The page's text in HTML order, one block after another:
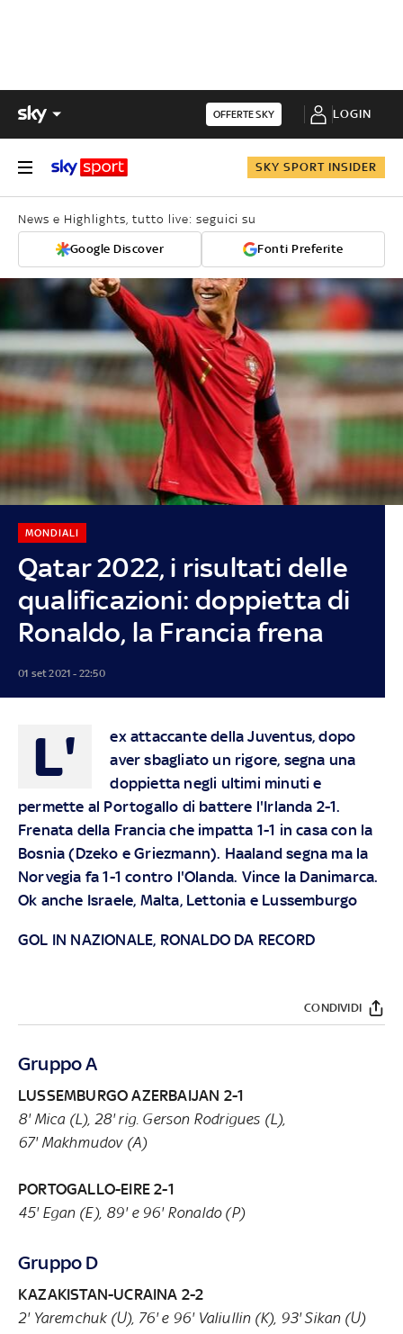
OFFERTE SKY LOGIN
SKY SPORT INSIDER
News e Highlights, tutto live: seguici su
Google Discover Fonti Preferite
Qatar 2022, i risultati delle
qualificazioni: doppietta di
Ronaldo, la Francia frena
MONDIALI
01 set 2021 - 22:50
L'
ex attaccante della Juventus, dopo
aver sbagliato un rigore, segna una
doppietta negli ultimi minuti e
permette al Portogallo di battere l'Irlanda 2-1.
Frenata della Francia che impatta 1-1 in casa con la
Bosnia (Dzeko e Griezmann). Haaland segna ma la
Norvegia fa 1-1 contro l'Olanda. Vince la Danimarca.
Ok anche Israele, Malta, Lettonia e Lussemburgo
GOL IN NAZIONALE, RONALDO DA RECORD
CONDIVIDI
Gruppo A
LUSSEMBURGO AZERBAIJAN 2-1
8' Mica (L), 28' rig. Gerson Rodrigues (L),
67' Makhmudov (A)
PORTOGALLO-EIRE 2-1
45' Egan (E), 89' e 96' Ronaldo (P)
Gruppo D
KAZAKISTAN-UCRAINA 2-2
2' Yaremchuk (U), 76' e 96' Valiullin (K), 93' Sikan (U)